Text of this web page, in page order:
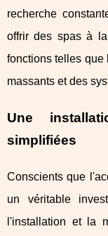
recherche
offrir des spas à
fonctions telles que
massants et des
Une
simplifiées
Conscients que
un véritable
l'installation et la